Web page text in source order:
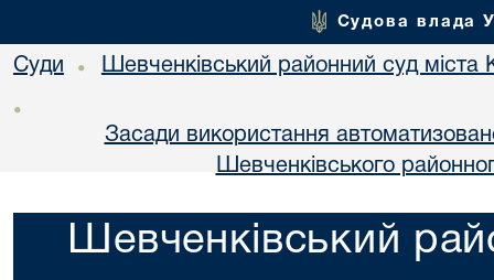
Судова влада
Суди • Шевченківський районний суд міста
•
Засади використання
Шевченківського
Шевченківський